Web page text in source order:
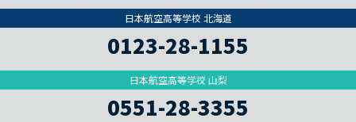
日本航空高等学校 北海道
0123-28-1155
日本航空高等学校 山梨
0551-28-3355